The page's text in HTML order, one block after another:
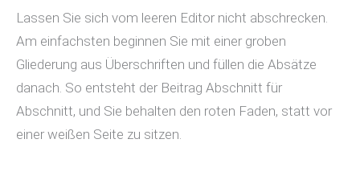
Lassen Sie sich vom leeren Editor nicht abschrecken.
Am einfachsten beginnen Sie mit einer groben
Gliederung aus Überschriften und füllen die Absätze
danach. So entsteht der Beitrag Abschnitt für
Abschnitt, und Sie behalten den roten Faden, statt vor
einer weißen Seite zu sitzen.